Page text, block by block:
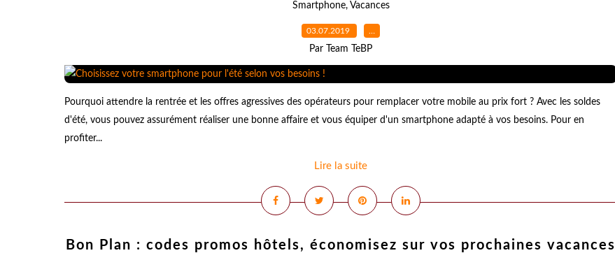
Smartphone, Vacances
03.07.2019 …
Par Team TeBP
Pourquoi attendre la rentrée et les offres agressives des opérateurs pour remplacer votre mobile au prix fort ? Avec les soldes
d'été, vous pouvez assurément réaliser une bonne affaire et vous équiper d'un smartphone adapté à vos besoins. Pour en
profiter...
Lire la suite
Bon Plan : codes promos hôtels, économisez sur vos prochaines vacances